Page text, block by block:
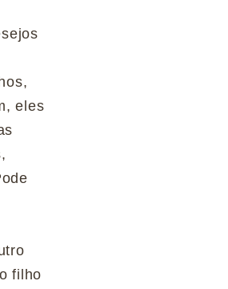
eles
filho